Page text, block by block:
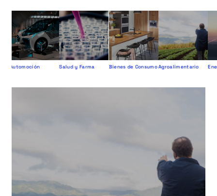
Automoción Salud y Farma Bienes de ConsumoAgroalimentario